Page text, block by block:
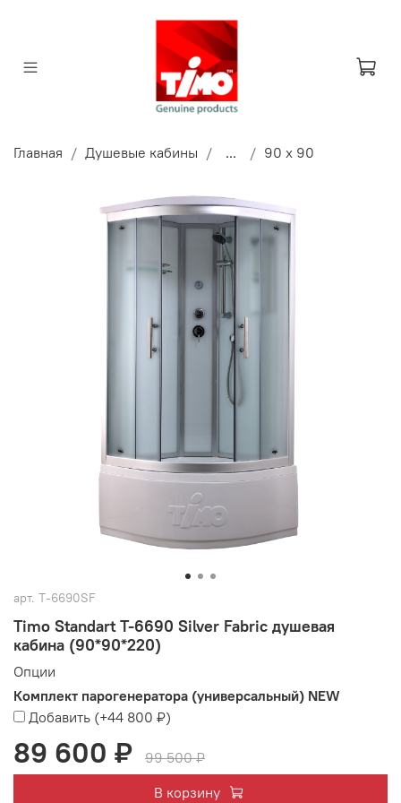
Главная Душевые кабины ... 90 x 90
арт. T-6690SF
Timo Standart T-6690 Silver Fabric душевая
кабина (90*90*220)
Опции
Комплект парогенератора (универсальный) NEW
Добавить (+44 800 ₽)
89 600 ₽
99 500 ₽
В корзину